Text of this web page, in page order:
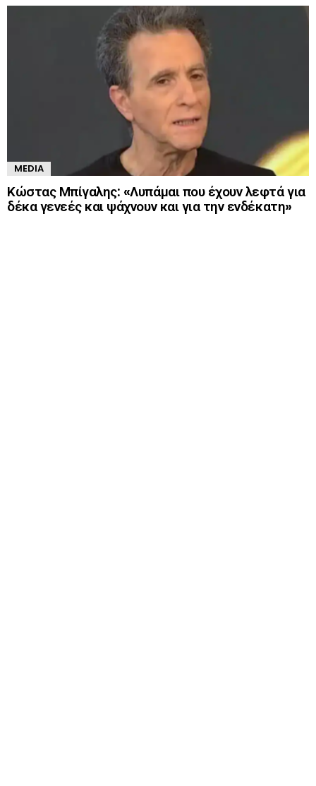
MEDIA
Κώστας Μπίγαλης: «Λυπάμαι που έχουν λεφτά για
δέκα γενεές και ψάχνουν και για την ενδέκατη»